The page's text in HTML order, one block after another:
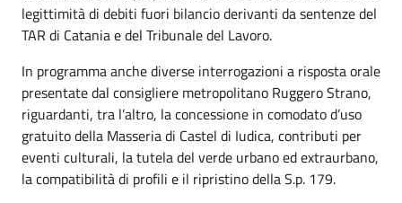
legittimità di debiti fuori bilancio derivanti da sentenze del
TAR di Catania e del Tribunale del Lavoro.
In programma anche diverse interrogazioni a risposta orale
presentate dal consigliere metropolitano Ruggero Strano,
riguardanti, tra l’altro, la concessione in comodato d’uso
gratuito della Masseria di Castel di Iudica, contributi per
eventi culturali, la tutela del verde urbano ed extraurbano,
la compatibilità di profili e il ripristino della S.p. 179.